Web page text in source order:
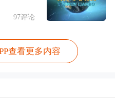
97评论
查看更多内容